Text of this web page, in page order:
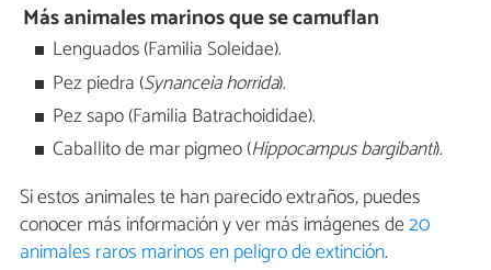
Más animales marinos que se camuflan
Lenguados (Familia Soleidae).
Pez piedra (Synanceia horrida).
Pez sapo (Familia Batrachoididae).
Caballito de mar pigmeo (Hippocampus bargibanti).
Si estos animales te han parecido extraños, puedes
conocer más información y ver más imágenes de20
animales raros marinos en peligro de extinción.